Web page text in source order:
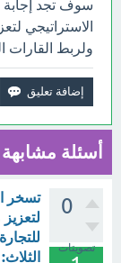
سوف تجد إجابة
الاستراتيجي
ولربط القارات
أسئلة مشابهة
0
تصويتات
تسخر